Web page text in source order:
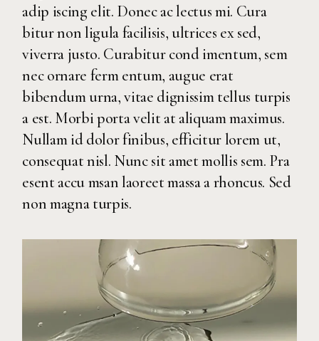
adip iscing elit. Donec ac lectus mi. Cura
bitur non ligula facilisis, ultrices ex sed,
viverra justo. Curabitur cond imentum, sem
nec ornare ferm entum, augue erat
bibendum urna, vitae dignissim tellus turpis
a est. Morbi porta velit at aliquam maximus.
Nullam id dolor finibus, efficitur lorem ut,
consequat nisl. Nunc sit amet mollis sem. Pra
esent accu msan laoreet massa a rhoncus. Sed
non magna turpis.